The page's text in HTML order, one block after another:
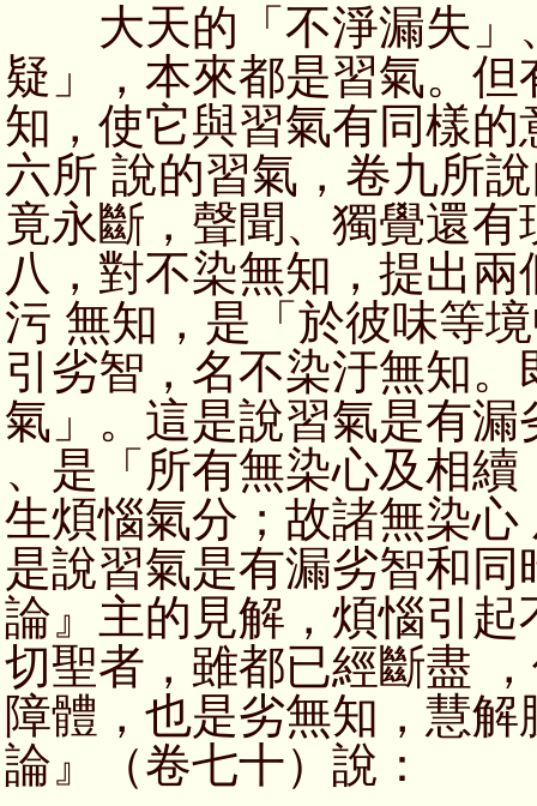
大天的「不淨漏失」
疑」，本來都是習氣。
知，使它與習氣有同樣
六所 說的習氣，卷九所
竟永斷，聲聞、獨覺還
八，對不染無知，提出
污 無知，是「於彼味等
引劣智，名不染汙無知
氣」。這是說習氣是有
、是「所有無染心及相
生煩惱氣分；故諸無染
是說習氣是有漏劣智和
論』主的見解，煩惱引
切聖者，雖都已經斷盡
障體，也是劣無知，慧
論』（卷七十）說：